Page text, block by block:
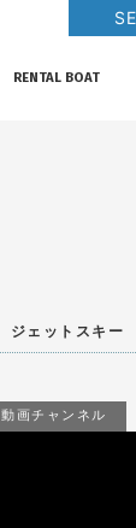
RENTAL BOAT
ジェットスキー
動画チャンネル